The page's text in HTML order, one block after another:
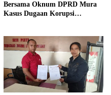
Bersama Oknum DPRD Mura
Kasus Dugaan Korupsi